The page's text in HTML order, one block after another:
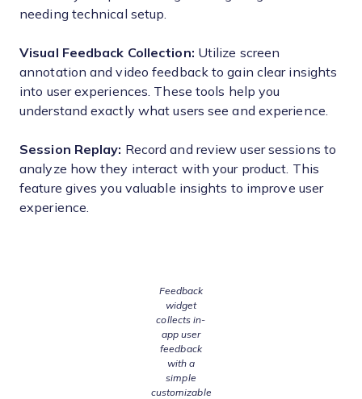
needing technical setup.
Visual Feedback Collection: Utilize screen
annotation and video feedback to gain clear insights
into user experiences. These tools help you
understand exactly what users see and experience.
Session Replay: Record and review user sessions to
analyze how they interact with your product. This
feature gives you valuable insights to improve user
experience.
Feedback
widget
collects in-
app user
feedback
with a
simple
customizable